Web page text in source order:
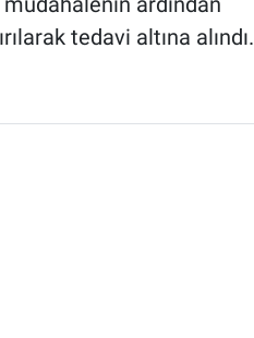
tedavi altına alındı.